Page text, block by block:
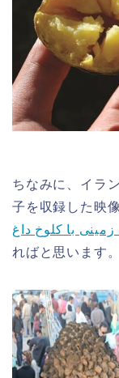
ちなみに、イラ
子を収録した映
با کلوخ داغ
ればと思います。